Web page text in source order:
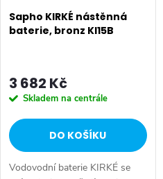
Sapho KIRKÉ nástěnná
baterie, bronz KI15B
3 682 Kč
Skladem na centrále
DO KOŠÍKU
Vodovodní baterie KIRKÉ se